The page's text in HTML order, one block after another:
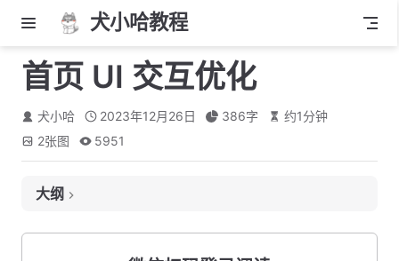
犬小哈教程
首页 UI 交互优化
犬小哈 2023年12月26日 386字 约1分钟
2张图 5951
大纲